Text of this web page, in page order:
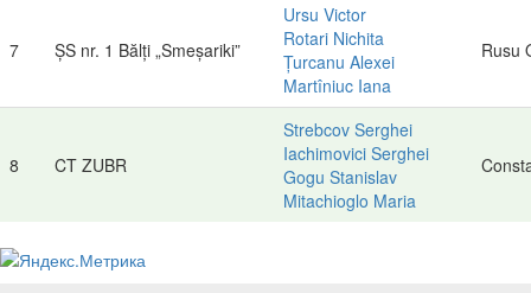
7 ȘS nr. 1 Bălți „Smeșariki”
Ursu Victor
Rotari Nichita
Țurcanu Alexei
Martîniuc Iana
Rusu
8 CT ZUBR
Strebcov Serghei
Iachimovici Serghei
Gogu Stanislav
Mitachioglo Maria